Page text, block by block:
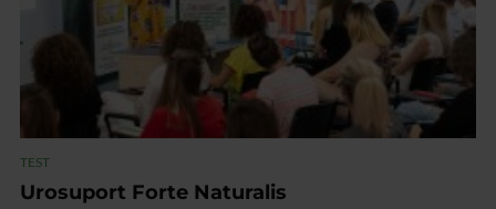
TEST
Urosuport Forte Naturalis